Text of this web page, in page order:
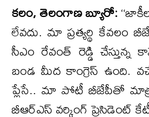
కలం, తెలంగాణ బ్యూరో:
లేవదు. మా ప్రత్యర్థి కేవలం
సీఎం రేవంత్ రెడ్డి చేస్తున్న
బండ మీద కాంగ్రెస్ ఉంది.
ప్లేసే.. మా పోటీ బీజేపీతో
బీఆర్ఎస్ వర్కింగ్ ప్రెసిడెంట్